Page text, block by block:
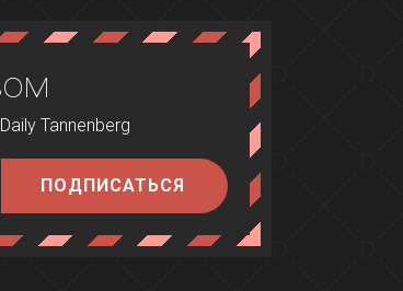
Tannenberg
ПОДПИСАТЬСЯ